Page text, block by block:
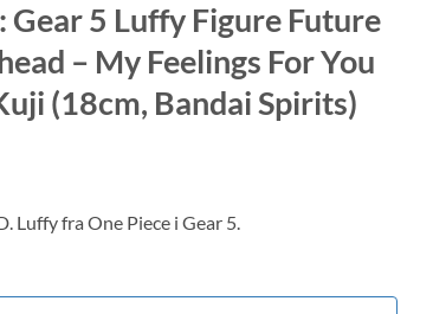
Gear 5 Luffy Figure Future
– My Feelings For You
(18cm, Bandai Spirits)
Luffy fra One Piece i Gear 5.